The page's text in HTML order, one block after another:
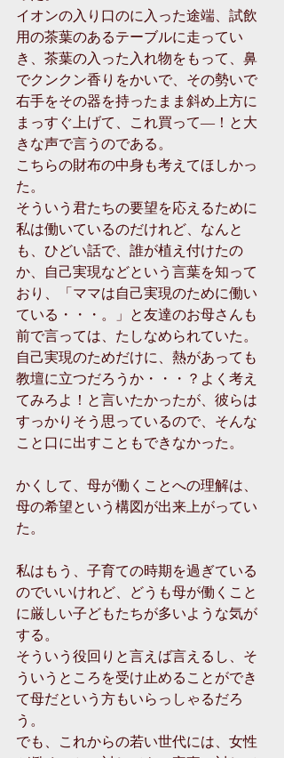
イオンの入り口のに入った途端、試飲
用の茶葉のあるテーブルに走ってい
き、茶葉の入った入れ物をもって、鼻
でクンクン香りをかいで、その勢いで
右手をその器を持ったまま斜め上方に
まっすぐ上げて、これ買って―！と大
きな声で言うのである。
こちらの財布の中身も考えてほしかっ
た。
そういう君たちの要望を応えるために
私は働いているのだけれど、なんと
も、ひどい話で、誰が植え付けたの
か、自己実現などという言葉を知って
おり、「ママは自己実現のために働い
ている・・・。」と友達のお母さんも
前で言っては、たしなめられていた。
自己実現のためだけに、熱があっても
教壇に立つだろうか・・・？よく考え
てみろよ！と言いたかったが、彼らは
すっかりそう思っているので、そんな
こと口に出すこともできなかった。
かくして、母が働くことへの理解は、
母の希望という構図が出来上がってい
た。
私はもう、子育ての時期を過ぎている
のでいいけれど、どうも母が働くこと
に厳しい子どもたちが多いような気が
する。
そういう役回りと言えば言えるし、そ
ういうところを受け止めることができ
て母だという方もいらっしゃるだろ
う。
でも、これからの若い世代には、女性